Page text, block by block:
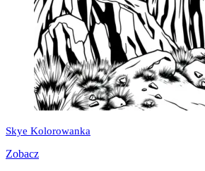
Skye Kolorowanka
Zobacz